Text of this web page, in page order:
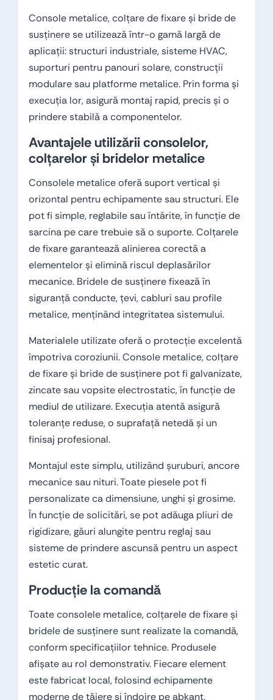
Console metalice, colțare de fixare și bride de
susținere se utilizează într-o gamă largă de
aplicații: structuri industriale, sisteme HVAC,
suporturi pentru panouri solare, construcții
modulare sau platforme metalice. Prin forma și
execuția lor, asigură montaj rapid, precis și o
prindere stabilă a componentelor.
Avantajele utilizării consolelor,
colțarelor și bridelor metalice
Consolele metalice oferă suport vertical și
orizontal pentru echipamente sau structuri. Ele
pot fi simple, reglabile sau întărite, în funcție de
sarcina pe care trebuie să o suporte. Colțarele
de fixare garantează alinierea corectă a
elementelor și elimină riscul deplasărilor
mecanice. Bridele de susținere fixează în
siguranță conducte, țevi, cabluri sau profile
metalice, menținând integritatea sistemului.
Materialele utilizate oferă o protecție excelentă
împotriva coroziunii. Console metalice, colțare
de fixare și bride de susținere pot fi galvanizate,
zincate sau vopsite electrostatic, în funcție de
mediul de utilizare. Execuția atentă asigură
toleranțe reduse, o suprafață netedă și un
finisaj profesional.
Montajul este simplu, utilizând șuruburi, ancore
mecanice sau nituri. Toate piesele pot fi
personalizate ca dimensiune, unghi și grosime.
În funcție de solicitări, se pot adăuga pliuri de
rigidizare, găuri alungite pentru reglaj sau
sisteme de prindere ascunsă pentru un aspect
estetic curat.
Producție la comandă
Toate consolele metalice, colțarele de fixare și
bridele de susținere sunt realizate la comandă,
conform specificațiilor tehnice. Produsele
afișate au rol demonstrativ. Fiecare element
este fabricat local, folosind echipamente
moderne de tăiere și îndoire pe abkant.